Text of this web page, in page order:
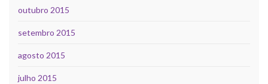
outubro 2015
setembro 2015
agosto 2015
julho 2015